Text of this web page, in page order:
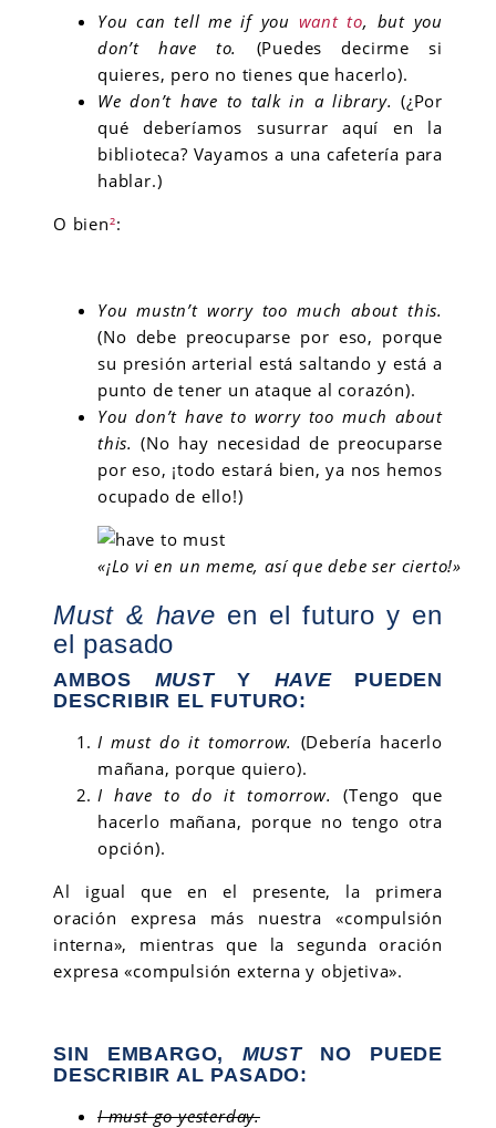
You can tell me if you want to, but you
don’t have to.
(Puedes decirme si
quieres, pero no tienes que hacerlo).
We don’t have to talk in a library. (¿Por
qué deberíamos susurrar aquí en la
biblioteca? Vayamos a una cafetería para
hablar.)
O bien²:
You mustn’t worry too much about this.
(No debe preocuparse por eso, porque
su presión arterial está saltando y está a
punto de tener un ataque al corazón).
You don’t have to worry too much about
this.(No hay necesidad de preocuparse
por eso, ¡todo estará bien, ya nos hemos
ocupado de ello!)
«¡Lo vi en un meme, así que debe ser cierto!»
Must & have en el futuro y en
el pasado
AMBOS MUSTY HAVEPUEDEN
DESCRIBIR EL FUTURO:
I must do it tomorrow. (Debería hacerlo
mañana, porque quiero).
I have to do it tomorrow.(Tengo que
hacerlo mañana, porque no tengo otra
opción).
Al igual que en el presente, la primera
oración expresa más nuestra «compulsión
interna», mientras que la segunda oración
expresa «compulsión externa y objetiva».
SIN EMBARGO, MUSTNO PUEDE
DESCRIBIR AL PASADO:
I must go yesterday.